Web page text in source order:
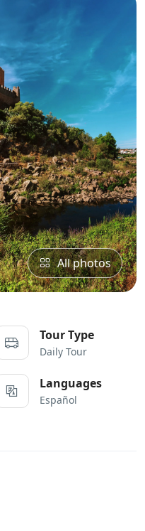
All photos
Tour Type
Daily Tour
Languages
Español